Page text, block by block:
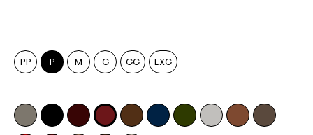
PP
P M G GG EXG
Fendi Preto Pinhão MarsalaWhiskeyAzul MarinhoVerde Musgo
Off-WhiteCarameloAnelina